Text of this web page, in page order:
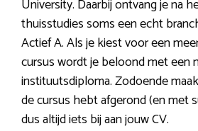
University. Daarbij ontvang je na
thuisstudies soms een echt
Actief A. Als je kiest voor een
cursus wordt je beloond met een
instituutsdiploma. Zodoende
de cursus hebt afgerond (en met
dus altijd iets bij aan jouw CV.